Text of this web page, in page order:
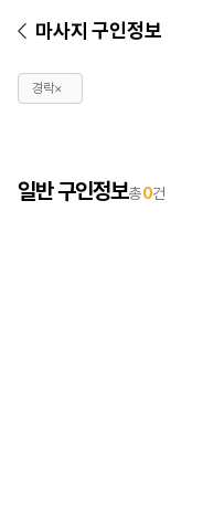
마사지 구인정보
경락×
일반 구인정보총0건